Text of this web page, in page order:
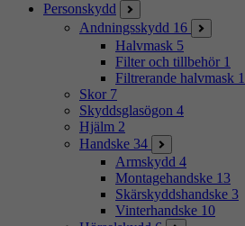
Personskydd
Andningsskydd 16
Halvmask 5
Filter och tillbehör 1
Filtrerande halvmask 1
Skor 7
Skyddsglasögon 4
Hjälm 2
Handske 34
Armskydd 4
Montagehandske 13
Skärskyddshandske 3
Vinterhandske 10